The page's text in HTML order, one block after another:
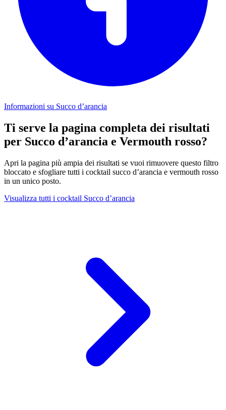
Informazioni su Succo d’arancia
Ti serve la pagina completa dei risultati
per Succo d’arancia e Vermouth rosso?
Apri la pagina più ampia dei risultati se vuoi rimuovere questo filtro
bloccato e sfogliare tutti i cocktail succo d’arancia e vermouth rosso
in un unico posto.
Visualizza tutti i cocktail Succo d’arancia